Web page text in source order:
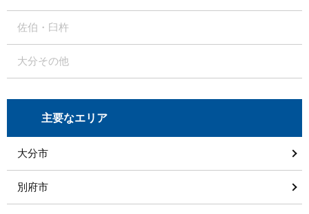
佐伯・臼杵
大分その他
主要なエリア
大分市
別府市